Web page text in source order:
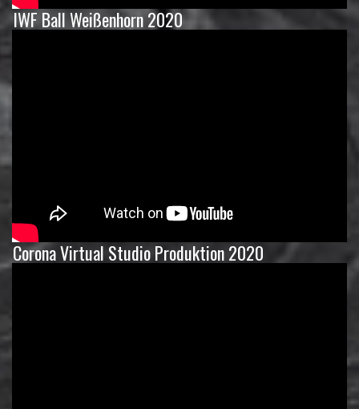
IWF Ball Weißenhorn 2020
Corona Virtual Studio Produktion 2020